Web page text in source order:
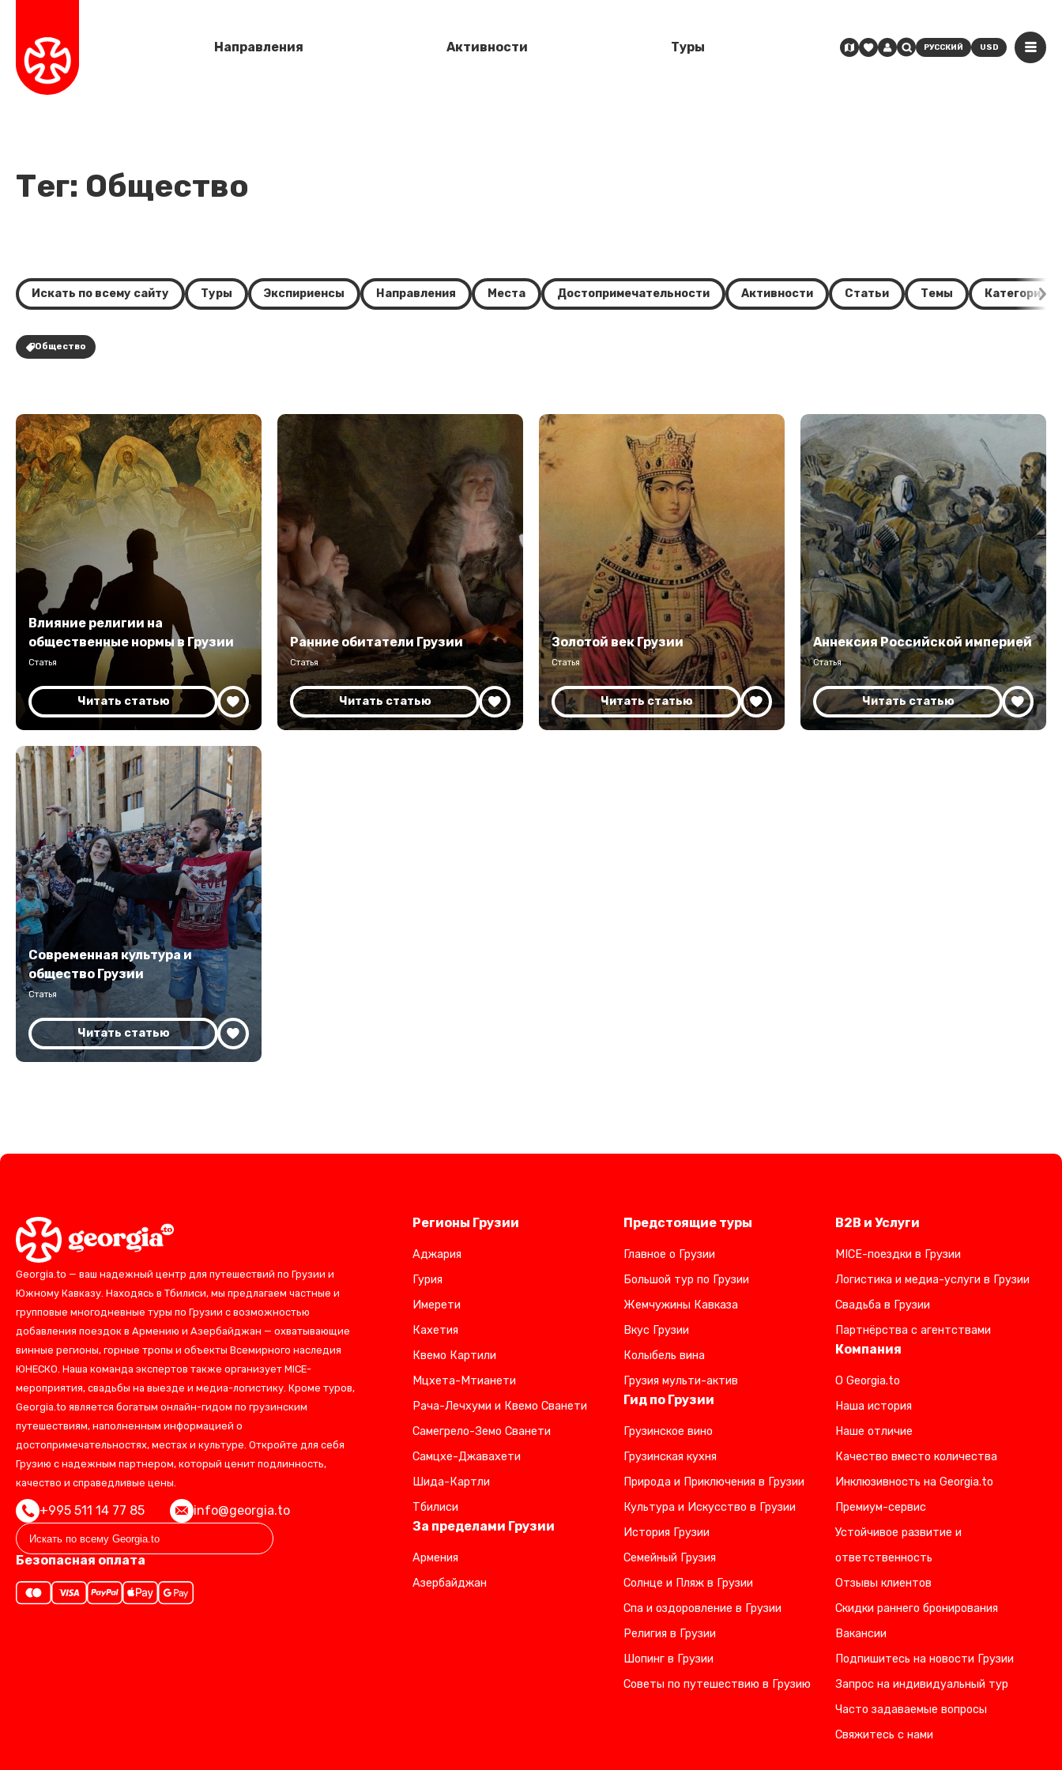
Направления Активности Туры РУССКИЙ USD
Тег: Общество
Искать по всему сайту Туры Экспириенсы Направления Места Достопримечательности Активности Статьи Темы Категории
Общество
Влияние религии на
общественные нормы в Грузии
Статья
Читать статью
Ранние обитатели Грузии
Статья
Читать статью
Золотой век Грузии
Статья
Читать статью
Аннексия Российской империей
Статья
Читать статью
Современная культура и
общество Грузии
Статья
Читать статью
Georgia.to — ваш надежный центр для путешествий по Грузии и
Южному Кавказу. Находясь в Тбилиси, мы предлагаем частные и
групповые многодневные туры по Грузии с возможностью
добавления поездок в Армению и Азербайджан — охватывающие
винные регионы, горные тропы и объекты Всемирного наследия
ЮНЕСКО. Наша команда экспертов также организует MICE-
мероприятия, свадьбы на выезде и медиа-логистику. Кроме туров,
Georgia.to является богатым онлайн-гидом по грузинским
путешествиям, наполненным информацией о
достопримечательностях, местах и культуре. Откройте для себя
Грузию с надежным партнером, который ценит подлинность,
качество и справедливые цены.
+995 511 14 77 85 info@georgia.to
Безопасная оплата
Регионы Грузии
Аджария
Гурия
Имерети
Кахетия
Квемо Картили
Мцхета-Мтианети
Рача-Лечхуми и Квемо Сванети
Самегрело-Земо Сванети
Самцхе-Джавахети
Шида-Картли
Тбилиси
За пределами Грузии
Армения
Азербайджан
Предстоящие туры
Главное о Грузии
Большой тур по Грузии
Жемчужины Кавказа
Вкус Грузии
Колыбель вина
Грузия мульти-актив
Гид по Грузии
Грузинское вино
Грузинская кухня
Природа и Приключения в Грузии
Культура и Искусство в Грузии
История Грузии
Семейный Грузия
Солнце и Пляж в Грузии
Спа и оздоровление в Грузии
Религия в Грузии
Шопинг в Грузии
Советы по путешествию в Грузию
B2B и Услуги
MICE-поездки в Грузии
Логистика и медиа-услуги в Грузии
Свадьба в Грузии
Партнёрства с агентствами
Компания
О Georgia.to
Наша история
Наше отличие
Качество вместо количества
Инклюзивность на Georgia.to
Премиум-сервис
Устойчивое развитие и
ответственность
Отзывы клиентов
Скидки раннего бронирования
Вакансии
Подпишитесь на новости Грузии
Запрос на индивидуальный тур
Часто задаваемые вопросы
Свяжитесь с нами